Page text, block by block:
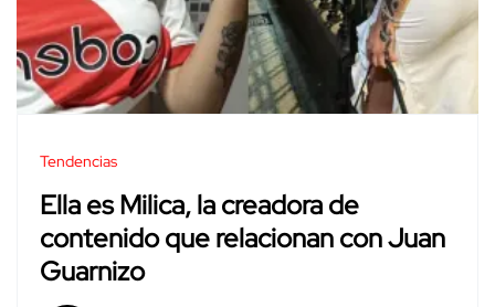
Tendencias
Ella es Milica, la creadora de
contenido que relacionan con Juan
Guarnizo